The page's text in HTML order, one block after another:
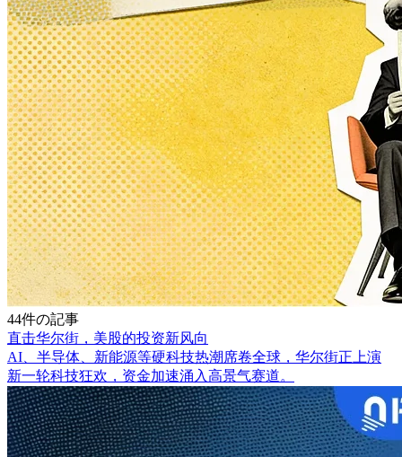
44件の記事
直击华尔街，美股的投资新风向
AI、半导体、新能源等硬科技热潮席卷全球，华尔街正上演
新一轮科技狂欢，资金加速涌入高景气赛道。